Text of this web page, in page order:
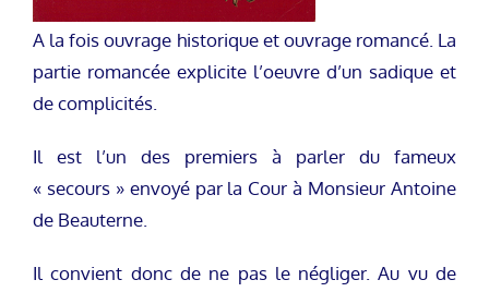
A la fois ouvrage historique et ouvrage romancé. La
partie romancée explicite l’oeuvre d’un sadique et
de complicités.
Il est l’un des premiers à parler du fameux
« secours » envoyé par la Cour à Monsieur Antoine
de Beauterne.
Il convient donc de ne pas le négliger. Au vu de